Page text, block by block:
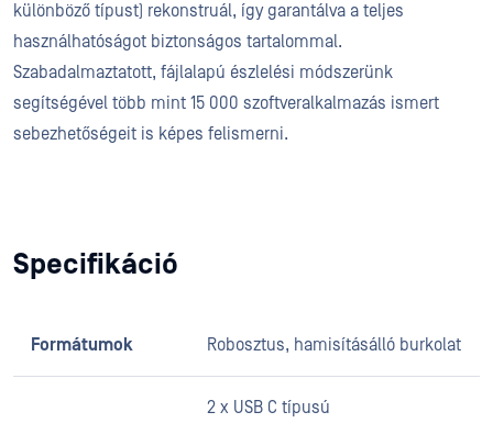
különböző típust) rekonstruál, így garantálva a teljes
használhatóságot biztonságos tartalommal.
Szabadalmaztatott, fájlalapú észlelési módszerünk
segítségével több mint 15 000 szoftveralkalmazás ismert
sebezhetőségeit is képes felismerni.
Specifikáció
Formátumok Robosztus, hamisításálló burkolat
2 x USB C típusú